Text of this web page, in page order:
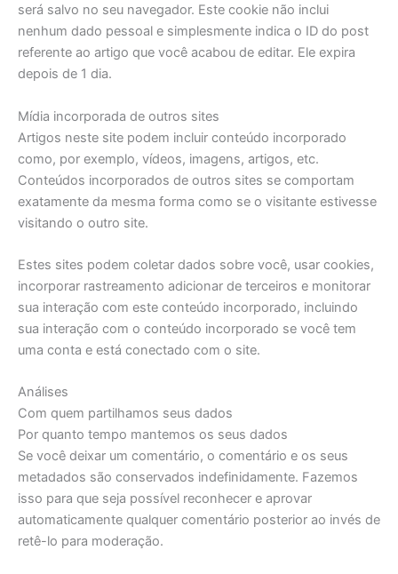
será salvo no seu navegador. Este cookie não inclui
nenhum dado pessoal e simplesmente indica o ID do post
referente ao artigo que você acabou de editar. Ele expira
depois de 1 dia.
Mídia incorporada de outros sites
Artigos neste site podem incluir conteúdo incorporado
como, por exemplo, vídeos, imagens, artigos, etc.
Conteúdos incorporados de outros sites se comportam
exatamente da mesma forma como se o visitante estivesse
visitando o outro site.
Estes sites podem coletar dados sobre você, usar cookies,
incorporar rastreamento adicionar de terceiros e monitorar
sua interação com este conteúdo incorporado, incluindo
sua interação com o conteúdo incorporado se você tem
uma conta e está conectado com o site.
Análises
Com quem partilhamos seus dados
Por quanto tempo mantemos os seus dados
Se você deixar um comentário, o comentário e os seus
metadados são conservados indefinidamente. Fazemos
isso para que seja possível reconhecer e aprovar
automaticamente qualquer comentário posterior ao invés de
retê-lo para moderação.